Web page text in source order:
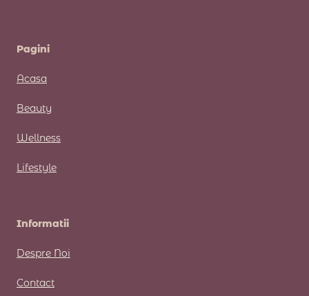
Pagini
Acasa
Beauty
Wellness
Lifestyle
Informatii
Despre Noi
Contact